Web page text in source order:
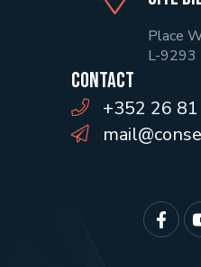
Place
L-9293
Contact
+352 26